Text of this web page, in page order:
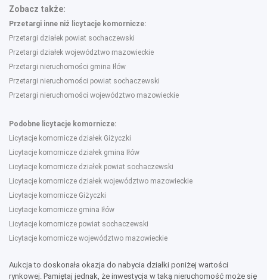
Zobacz także:
Przetargi inne niż licytacje komornicze:
Przetargi działek powiat sochaczewski
Przetargi działek województwo mazowieckie
Przetargi nieruchomości gmina Iłów
Przetargi nieruchomości powiat sochaczewski
Przetargi nieruchomości województwo mazowieckie
Podobne licytacje komornicze:
Licytacje komornicze działek Giżyczki
Licytacje komornicze działek gmina Iłów
Licytacje komornicze działek powiat sochaczewski
Licytacje komornicze działek województwo mazowieckie
Licytacje komornicze Giżyczki
Licytacje komornicze gmina Iłów
Licytacje komornicze powiat sochaczewski
Licytacje komornicze województwo mazowieckie
Aukcja to doskonała okazja do nabycia działki poniżej wartości
rynkowej. Pamiętaj jednak, że inwestycja w taką nieruchomość może się